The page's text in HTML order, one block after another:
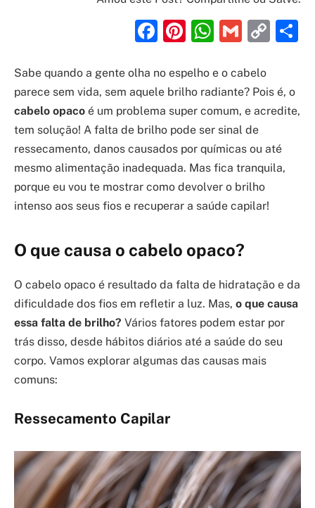
Facebook
Pinterest
Gmail
Sabe quando a gente olha no espelho e o cabelo
parece sem vida, sem aquele brilho radiante? Pois é, o
cabelo opaco é um problema super comum, e acredite,
tem solução! A falta de brilho pode ser sinal de
ressecamento, danos causados por químicas ou até
mesmo alimentação inadequada. Mas fica tranquila,
porque eu vou te mostrar como devolver o brilho
intenso aos seus fios e recuperar a saúde capilar!
O que causa o cabelo opaco?
O cabelo opaco é resultado da falta de hidratação e da
dificuldade dos fios em refletir a luz. Mas, o que causa
essa falta de brilho? Vários fatores podem estar por
trás disso, desde hábitos diários até a saúde do seu
corpo. Vamos explorar algumas das causas mais
comuns:
Ressecamento Capilar